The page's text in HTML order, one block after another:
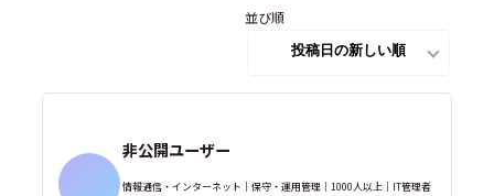
並び順
非公開ユーザー
情報通信・インターネット｜保守・運用管理｜1000人以上｜IT管理者